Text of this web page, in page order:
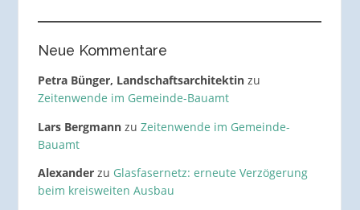
Neue Kommentare
Petra Bünger, Landschaftsarchitektinzu
Zeitenwende im Gemeinde-Bauamt
Lars Bergmannzu Zeitenwende im Gemeinde-
Bauamt
Alexanderzu Glasfasernetz: erneute Verzögerung
beim kreisweiten Ausbau